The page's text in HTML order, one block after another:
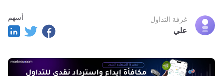
غرفة التداول
علي
أسهم